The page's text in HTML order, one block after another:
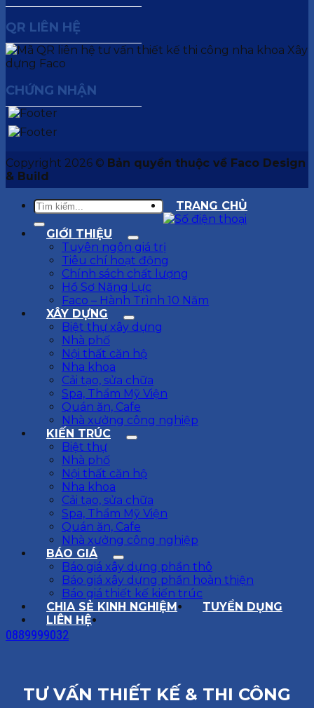
QR LIÊN HỆ
CHỨNG NHẬN
Copyright 2026 © Bản quyền thuộc về Faco Design
& Build
TRANG CHỦ
GIỚI THIỆU
Tuyên ngôn giá trị
Tiêu chí hoạt động
Chính sách chất lượng
Hồ Sơ Năng Lực
Faco – Hành Trình 10 Năm
XÂY DỰNG
Biệt thự xây dựng
Nhà phố
Nội thất căn hộ
Nha khoa
Cải tạo, sửa chữa
Spa, Thẩm Mỹ Viện
Quán ăn, Cafe
Nhà xưởng công nghiệp
KIẾN TRÚC
Biệt thự
Nhà phố
Nội thất căn hộ
Nha khoa
Cải tạo, sửa chữa
Spa, Thẩm Mỹ Viện
Quán ăn, Cafe
Nhà xưởng công nghiệp
BÁO GIÁ
Báo giá xây dựng phần thô
Báo giá xây dựng phần hoàn thiện
Báo giá thiết kế kiến trúc
CHIA SẺ KINH NGHIỆM
TUYỂN DỤNG
LIÊN HỆ
0889999032
TƯ VẤN THIẾT KẾ & THI CÔNG